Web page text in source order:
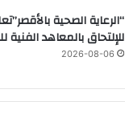
“الرعاية الصحية
للإلتحاق بالمعاهد الفنية
2026-08-06